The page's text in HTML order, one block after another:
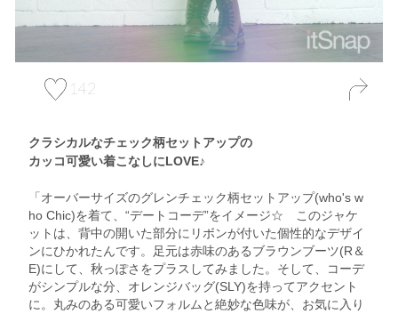
142
クラシカルなチェック柄セットアップの
カッコ可愛い着こなしにLOVE♪
「オーバーサイズのグレンチェック柄セットアップ(who's w
ho Chic)を着て、“デートコーデ”をイメージ☆ このジャケ
ットは、背中の開いた部分にリボンが付いた個性的なデザイ
ンにひかれたんです。足元は赤味のあるブラウンブーツ(R＆
E)にして、秋っぽさをプラスしてみました。そして、コーデ
がシンプルな分、オレンジバッグ(SLY)を持ってアクセント
に。丸みのある可愛いフォルムと絶妙な色味が、お気に入り